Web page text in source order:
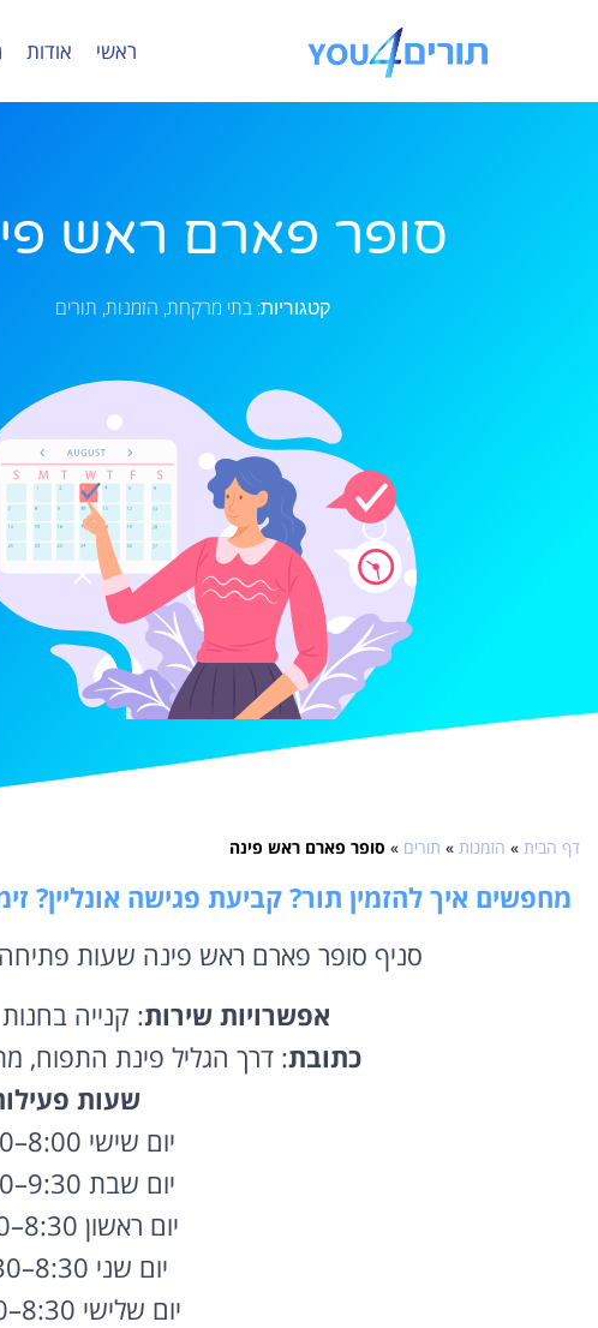
ראשי אודות
סופר פארם ראש
קטגוריות: בתי מרקחת, הזמנות, תורים
דף הבית » הזמנות » תורים » סופר פארם ראש פינה
מחפשים איך להזמין תור? קביעת פגישה אונליין?
סניף סופר פארם ראש פינה שעות
אפשרויות שירות: קנייה
כתובת: דרך הגליל פינת התפוח,
שעות
יום שישי 8:00–16:00
יום שבת 9:30–22:30
יום ראשון 8:30–22:30
יום שני 8:30–22:30
יום שלישי 8:30–22:30